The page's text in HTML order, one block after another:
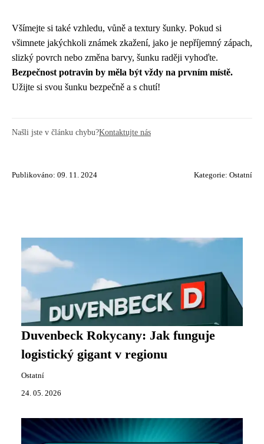
Všímejte si také vzhledu, vůně a textury šunky. Pokud si
všimnete jakýchkoli známek zkažení, jako je nepříjemný zápach,
slizký povrch nebo změna barvy, šunku raději vyhoďte.
Bezpečnost potravin by měla být vždy na prvním místě.
Užijte si svou šunku bezpečně a s chutí!
Našli jste v článku chybu?Kontaktujte nás
Publikováno: 09. 11. 2024 Kategorie: Ostatní
Duvenbeck Rokycany: Jak funguje
logistický gigant v regionu
Ostatní
24. 05. 2026